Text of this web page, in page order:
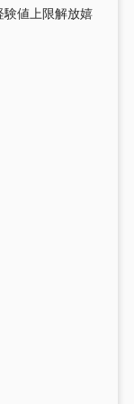
験値上限解放嬉